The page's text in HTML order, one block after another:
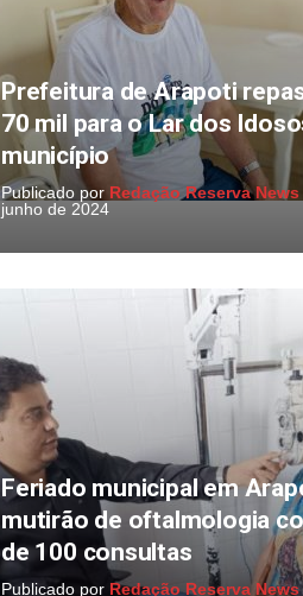
Prefeitura de Arapoti
70 mil para o Lar dos
município
Publicado por Redação Reserva News
junho de 2024
Feriado municipal em
mutirão de oftalmologia
de 100 consultas
Publicado por Redação Reserva News